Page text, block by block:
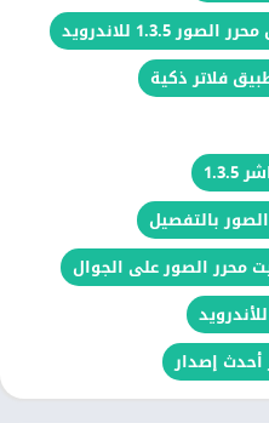
1.3.5 للاندرويد
فلاتر ذكية
بالتفصيل
محرر الصور على الجوال
إصدار